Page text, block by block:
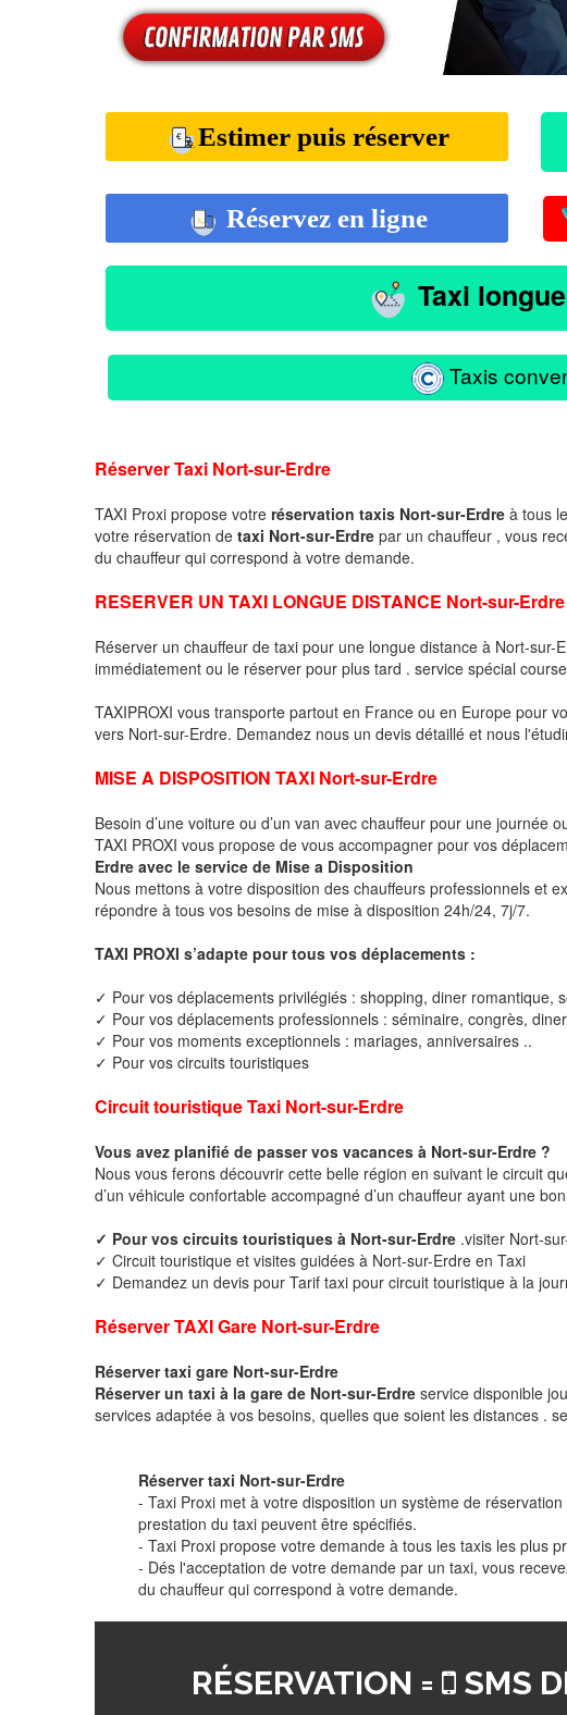
Estimer puis réserver
Réservez en ligne
Taxi
Taxis
Réserver Taxi Nort-sur-Erdre
TAXI Proxi propose votre réservation taxis Nort-sur-Erdre à tous
votre réservation de taxi Nort-sur-Erdre par un chauffeur , vous
du chauffeur qui correspond à votre demande.
RESERVER UN TAXI LONGUE DISTANCE Nort-sur-Erdre
Réserver un chauffeur de taxi pour une longue distance à Nort-sur-
immédiatement ou le réserver pour plus tard . service spécial
TAXIPROXI vous transporte partout en France ou en Europe pour
vers Nort-sur-Erdre. Demandez nous un devis détaillé et nous
MISE A DISPOSITION TAXI Nort-sur-Erdre
Besoin d’une voiture ou d’un van avec chauffeur pour une journée
TAXI PROXI vous propose de vous accompagner pour vos
Erdre avec le service de Mise a Disposition
Nous mettons à votre disposition des chauffeurs professionnels et
répondre à tous vos besoins de mise à disposition 24h/24, 7j/7.
TAXI PROXI s’adapte pour tous vos déplacements :
✓ Pour vos déplacements privilégiés : shopping, diner romantique,
✓ Pour vos déplacements professionnels : séminaire, congrès,
✓ Pour vos moments exceptionnels : mariages, anniversaires ..
✓ Pour vos circuits touristiques
Circuit touristique Taxi Nort-sur-Erdre
Vous avez planifié de passer vos vacances à Nort-sur-Erdre ?
Nous vous ferons découvrir cette belle région en suivant le circuit
d’un véhicule confortable accompagné d’un chauffeur ayant une
✓ Pour vos circuits touristiques à Nort-sur-Erdre .visiter Nort-
✓ Circuit touristique et visites guidées à Nort-sur-Erdre en Taxi
✓ Demandez un devis pour Tarif taxi pour circuit touristique à la
Réserver TAXI Gare Nort-sur-Erdre
Réserver taxi gare Nort-sur-Erdre
Réserver un taxi à la gare de Nort-sur-Erdre service disponible
services adaptée à vos besoins, quelles que soient les distances .
Réserver taxi Nort-sur-Erdre
- Taxi Proxi met à votre disposition un système de
prestation du taxi peuvent être spécifiés.
- Taxi Proxi propose votre demande à tous les taxis les plus
- Dés l'acceptation de votre demande par un taxi, vous
du chauffeur qui correspond à votre demande.
RÉSERVATION = SMS